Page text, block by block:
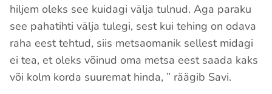
hiljem oleks see kuidagi välja tulnud. Aga paraku
see pahatihti välja tulegi, sest kui tehing on odava
raha eest tehtud, siis metsaomanik sellest midagi
ei tea, et oleks võinud oma metsa eest saada kaks
või kolm korda suuremat hinda, ” räägib Savi.